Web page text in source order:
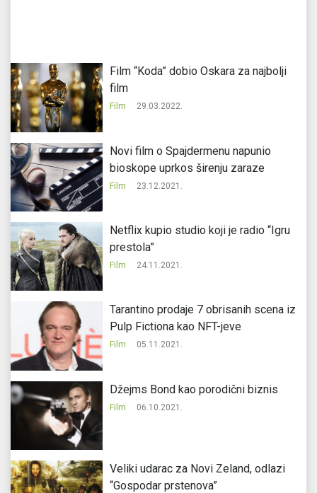
Film “Koda” dobio Oskara za najbolji
film
Film 29.03.2022.
Novi film o Spajdermenu napunio
bioskope uprkos širenju zaraze
Film 23.12.2021.
Netflix kupio studio koji je radio “Igru
prestola”
Film 24.11.2021.
Tarantino prodaje 7 obrisanih scena iz
Pulp Fictiona kao NFT-jeve
Film 05.11.2021.
Džejms Bond kao porodični biznis
Film 06.10.2021.
Veliki udarac za Novi Zeland, odlazi
“Gospodar prstenova”